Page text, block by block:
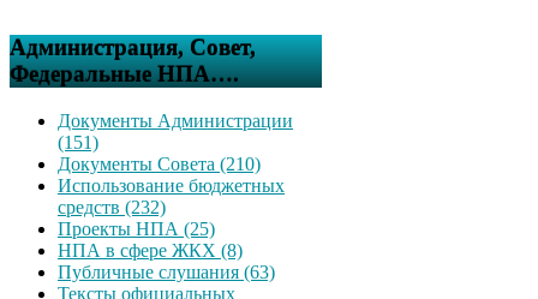
Администрация, Совет,
Федеральные НПА….
Документы Администрации
(151)
Документы Совета (210)
Использование бюджетных
средств (232)
Проекты НПА (25)
НПА в сфере ЖКХ (8)
Публичные слушания (63)
Тексты официальных